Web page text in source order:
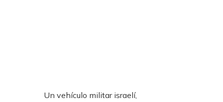
Un vehículo militar israelí,